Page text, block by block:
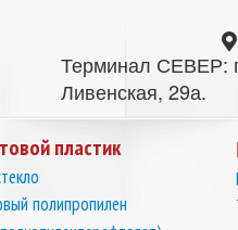
Терминал СЕВЕР:
Ливенская, 29а.
пластик
полипропилен